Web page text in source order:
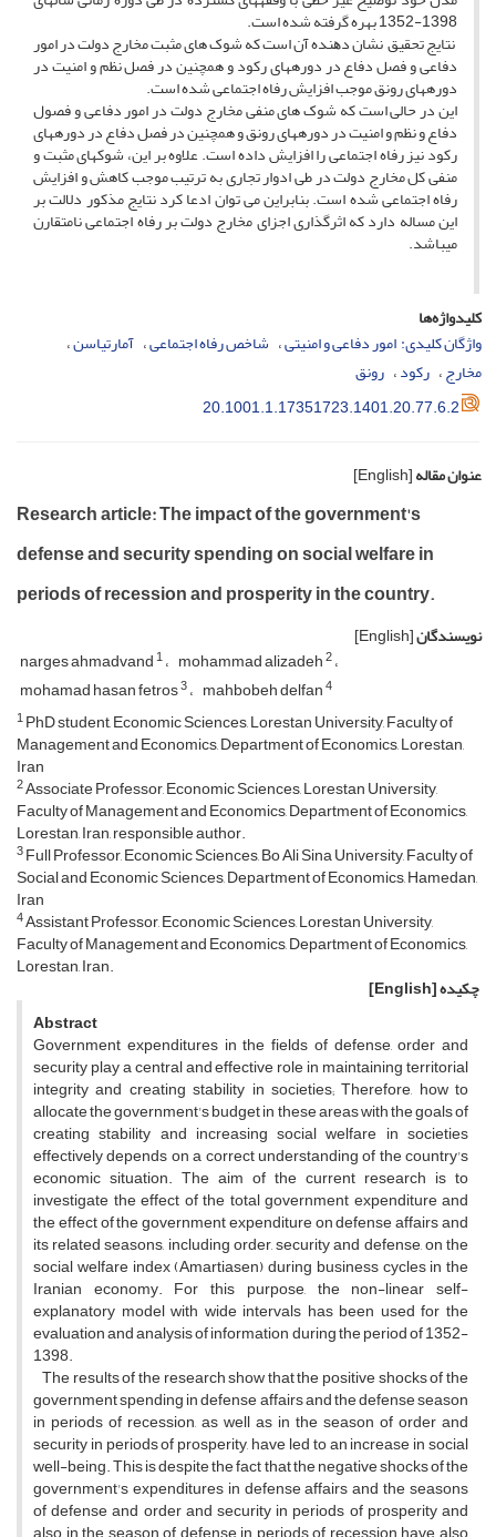
1398-1352 بهره گرفته شده است.
ﻧﺘﺎﯾﺞ ﺗﺤﻘﯿﻖ ﻧﺸﺎن دﻫﻨﺪه آن اﺳﺖ ﮐﻪ شوک­ ­های مثبت مخارج دولت در امور
دفاعی و فصل دفاع در دوره­های رکود و همچنین در فصل نظم و امنیت در
دوره­های رونق موجب افزایش رفاه اجتماعی شده­ است.
این در حالی است که شوک های منفی مخارج دولت در امور دفاعی و فصول
دفاع و نظم و امنیت در دوره­های رونق و همچنین در فصل دفاع در دوره­های
رکود نیز رفاه اجتماعی را افزایش داده است.­ علاوه بر این، شوک­های مثبت و
منفی کل مخارج دولت در طی ادوار تجاری به ترتیب موجب کاهش و افزایش
رفاه اجتماعی شده­ است. بنابراین می توان ادعا کرد نتایج مذکور دلالت بر
این مساله دارد که اثرگذاری اجزای مخارج دولت بر رفاه اجتماعی نامتقارن
می­باشد.
کلیدواژه‌ها
واژگان کلیدی: امور دفاعی و امنیتی شاخص رفاه اجتماعی آمارتیاسن
مخارج رکود رونق
20.1001.1.17351723.1401.20.77.6.2
عنوان مقاله[English]
Research article: The impact of the government's
defense and security spending on social welfare in
periods of recession and prosperity in the country.
نویسندگان[English]
narges ahmadvand1 mohammad alizadeh2
mohamad hasan fetros3 mahbobeh delfan4
1PhD student, Economic Sciences, Lorestan University, Faculty of
Management and Economics, Department of Economics, Lorestan,
Iran
2Associate Professor, Economic Sciences, Lorestan University,
Faculty of Management and Economics, Department of Economics,
Lorestan, Iran, responsible author.
3Full Professor, Economic Sciences, Bo Ali Sina University, Faculty of
Social and Economic Sciences, Department of Economics, Hamedan,
Iran
4Assistant Professor, Economic Sciences, Lorestan University,
Faculty of Management and Economics, Department of Economics,
Lorestan, Iran.
چکیده[English]
Abstract
Government expenditures in the fields of defense, order and
security play a central and effective role in maintaining territorial
integrity and creating stability in societies; Therefore, how to
allocate the government's budget in these areas with the goals of
creating stability and increasing social welfare in societies
effectively depends on a correct understanding of the country's
economic situation. The aim of the current research is to
investigate the effect of the total government expenditure and
the effect of the government expenditure on defense affairs and
its related seasons, including order, security and defense, on the
social welfare index (Amartiasen) during business cycles in the
Iranian economy. For this purpose, the non-linear self-
explanatory model with wide intervals has been used for the
evaluation and analysis of information during the period of 1352-
1398.
The results of the research show that the positive shocks of the
government spending in defense affairs and the defense season
in periods of recession, as well as in the season of order and
security in periods of prosperity, have led to an increase in social
well-being. This is despite the fact that the negative shocks of the
government's expenditures in defense affairs and the seasons
of defense and order and security in periods of prosperity and